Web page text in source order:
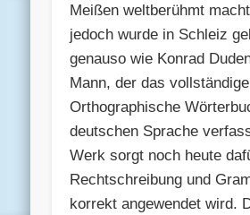
Meißen weltberühmt
jedoch wurde in Schleiz
genauso wie Konrad
Mann, der das vollständige
Orthographische
deutschen Sprache
Werk sorgt noch heute
Rechtschreibung und
korrekt angewendet wird.